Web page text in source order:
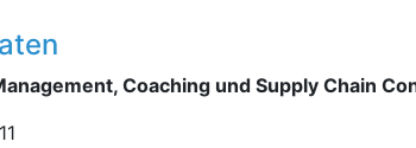
Coaching und Supply Chain